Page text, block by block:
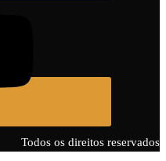
Todos os direitos reservados